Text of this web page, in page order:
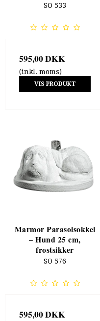
SO 533
595,00 DKK
(inkl. moms)
VIS PRODUKT
Marmor Parasolsokkel
– Hund 25 cm,
frostsikker
SO 576
595,00 DKK